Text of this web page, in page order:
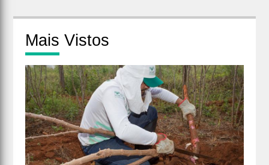
Mais Vistos